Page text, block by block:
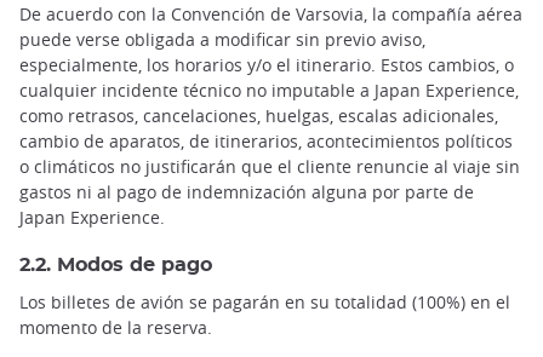
De acuerdo con la Convención de Varsovia, la compañía aérea
puede verse obligada a modificar sin previo aviso,
especialmente, los horarios y/o el itinerario. Estos cambios, o
cualquier incidente técnico no imputable a Japan Experience,
como retrasos, cancelaciones, huelgas, escalas adicionales,
cambio de aparatos, de itinerarios, acontecimientos políticos
o climáticos no justificarán que el cliente renuncie al viaje sin
gastos ni al pago de indemnización alguna por parte de
Japan Experience.
2.2. Modos de pago
Los billetes de avión se pagarán en su totalidad (100%) en el
momento de la reserva.